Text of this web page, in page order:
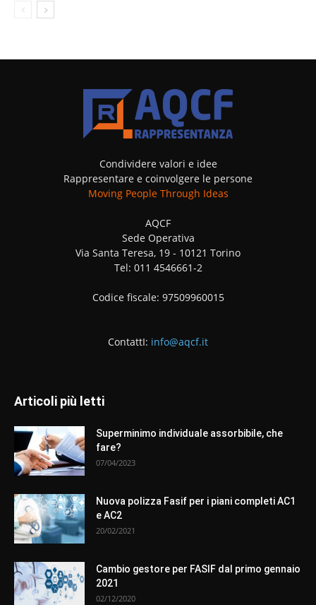
Condividere valori e idee
Rappresentare e coinvolgere le persone
Moving People Through Ideas
AQCF
Sede Operativa
Via Santa Teresa, 19 - 10121 Torino
Tel: 011 4546661-2
Codice fiscale: 97509960015
ContattI: info@aqcf.it
Articoli più letti
Superminimo individuale assorbibile, che
fare?
07/04/2023
Nuova polizza Fasif per i piani completi AC1
e AC2
20/02/2021
Cambio gestore per FASIF dal primo gennaio
2021
02/12/2020